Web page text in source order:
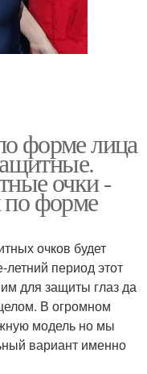
форме лица
очки -
по форме
очков будет
период этот
для защиты глаз да
В огромном
модель но мы
вариант именно